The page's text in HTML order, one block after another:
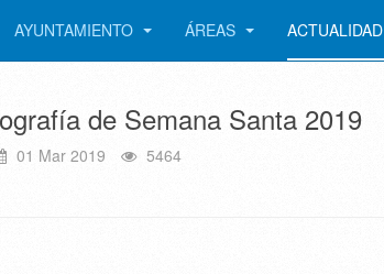
AYUNTAMIENTO ÁREAS ACTUALIDAD
de Semana Santa 2019
01 Mar 2019 5464